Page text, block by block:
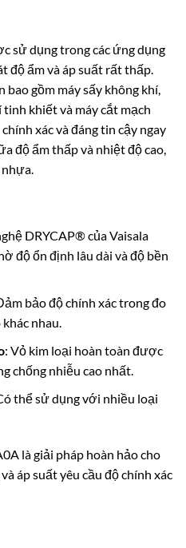
sử dụng trong các ứng dụng
độ ẩm và áp suất rất thấp.
bao gồm máy sấy không khí,
tinh khiết và máy cắt mạch
xác và đáng tin cậy ngay
độ ẩm thấp và nhiệt độ cao,
DRYCAP® của Vaisala
độ ổn định lâu dài và độ bền
bảo độ chính xác trong đo
nhau.
: Vỏ kim loại hoàn toàn được
chống nhiễu cao nhất.
thể sử dụng với nhiều loại
là giải pháp hoàn hảo cho
áp suất yêu cầu độ chính xác